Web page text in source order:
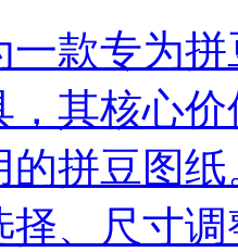
一款专为
，其核心
的拼豆图
择、尺寸